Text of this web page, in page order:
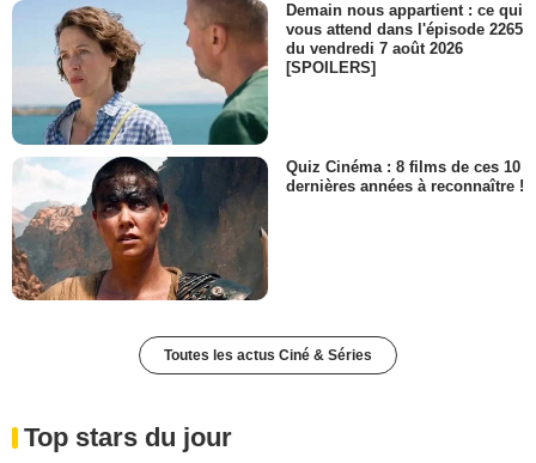
Demain nous appartient : ce qui
vous attend dans l'épisode 2265
du vendredi 7 août 2026
[SPOILERS]
Quiz Cinéma : 8 films de ces 10
dernières années à reconnaître !
Toutes les actus Ciné & Séries
Top stars du jour